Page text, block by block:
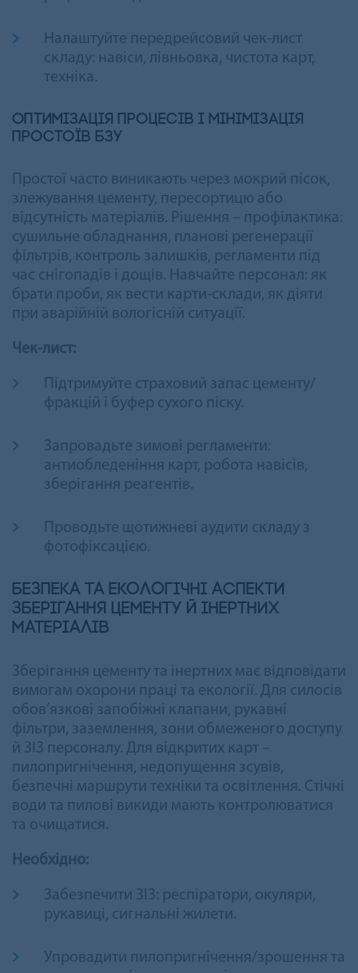
Налаштуйте передрейсовий чек-лист
складу: навіси, лівньовка, чистота карт,
техніка.
Оптимізація процесів і мінімізація
простоїв БЗУ
Простої часто виникають через мокрий пісок,
злежування цементу, пересортицю або
відсутність матеріалів. Рішення – профілактика:
сушильне обладнання, планові регенерації
фільтрів, контроль залишків, регламенти під
час снігопадів і дощів. Навчайте персонал: як
брати проби, як вести карти-склади, як діяти
при аварійній вологісній ситуації.
Чек-лист:
Підтримуйте страховий запас цементу/
фракцій і буфер сухого піску.
Запровадьте зимові регламенти:
антиобледеніння карт, робота навісів,
зберігання реагентів.
Проводьте щотижневі аудити складу з
фотофіксацією.
Безпека та екологічні аспекти
зберігання цементу й інертних
матеріалів
Зберігання цементу та інертних має відповідати
вимогам охорони праці та екології. Для силосів
обов’язкові запобіжні клапани, рукавні
фільтри, заземлення, зони обмеженого доступу
й ЗІЗ персоналу. Для відкритих карт –
пилопригнічення, недопущення зсувів,
безпечні маршрути техніки та освітлення. Стічні
води та пилові викиди мають контролюватися
та очищатися.
Необхідно:
Забезпечити ЗІЗ: респіратори, окуляри,
рукавиці, сигнальні жилети.
Упровадити пилопригнічення/зрошення та